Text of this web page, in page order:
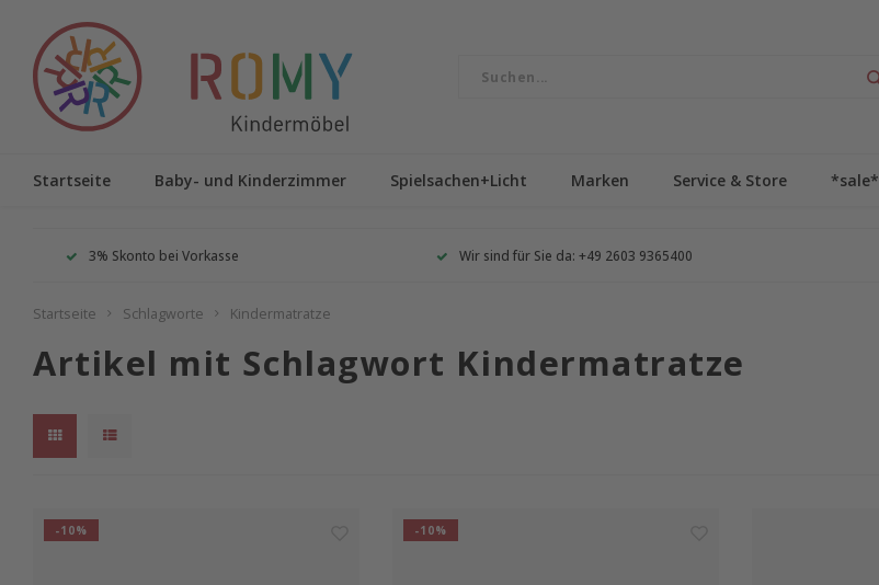
Startseite Baby- und Kinderzimmer Spielsachen+Licht Marken Service & Store *sale*
3% Skonto bei Vorkasse Wir sind für Sie da: +49 2603 9365400
Startseite Schlagworte Kindermatratze
Artikel mit Schlagwort Kindermatratze
-10% -10%